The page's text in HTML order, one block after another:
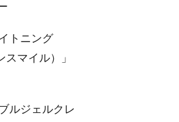
トニング
スマイル）」
ルジェルクレ